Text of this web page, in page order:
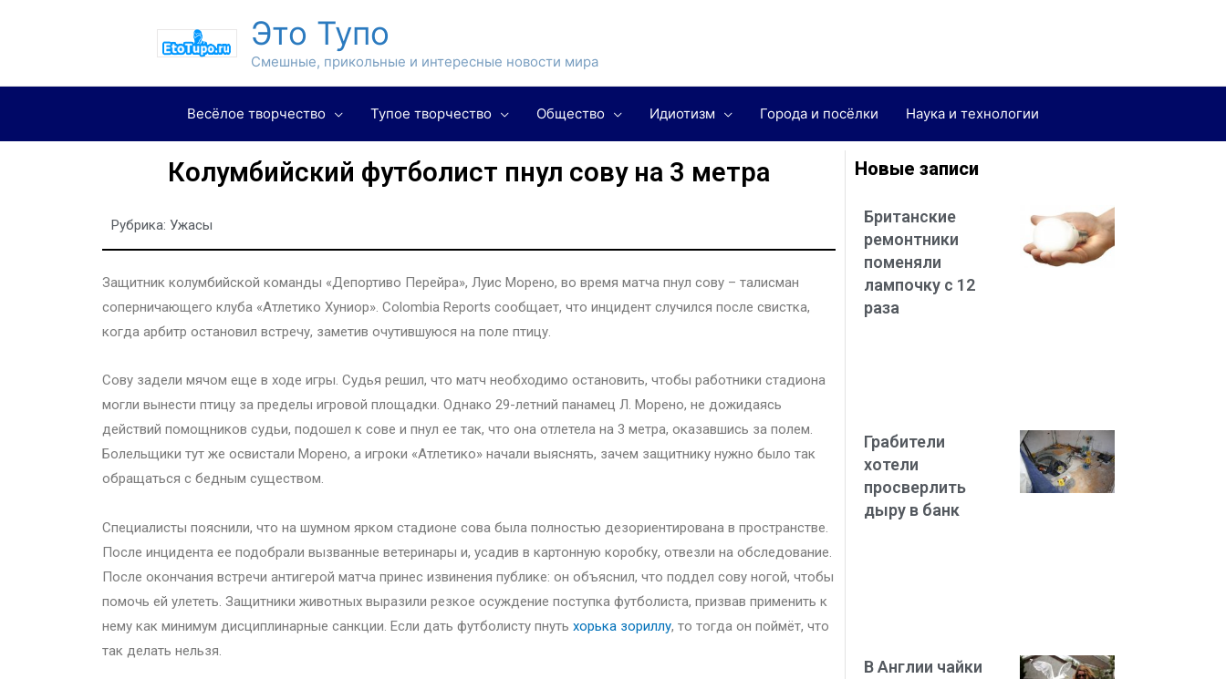
Это Тупо
Смешные, прикольные и интересные новости мира
Весёлое творчество Тупое творчество Общество Идиотизм Города и посёлки Наука и технологии
Колумбийский футболист пнул сову на 3 метра
Рубрика: Ужасы
Защитник колумбийской команды «Депортиво Перейра», Луис Морено, во время матча пнул сову – талисман
соперничающего клуба «Атлетико Хуниор». Colombia Reports сообщает, что инцидент случился после свистка,
когда арбитр остановил встречу, заметив очутившуюся на поле птицу.
Сову задели мячом еще в ходе игры. Судья решил, что матч необходимо остановить, чтобы работники стадиона
могли вынести птицу за пределы игровой площадки. Однако 29-летний панамец Л. Морено, не дожидаясь
действий помощников судьи, подошел к сове и пнул ее так, что она отлетела на 3 метра, оказавшись за полем.
Болельщики тут же освистали Морено, а игроки «Атлетико» начали выяснять, зачем защитнику нужно было так
обращаться с бедным существом.
Специалисты пояснили, что на шумном ярком стадионе сова была полностью дезориентирована в пространстве.
После инцидента ее подобрали вызванные ветеринары и, усадив в картонную коробку, отвезли на обследование.
После окончания встречи антигерой матча принес извинения публике: он объяснил, что поддел сову ногой, чтобы
помочь ей улететь. Защитники животных выразили резкое осуждение поступка футболиста, призвав применить к
нему как минимум дисциплинарные санкции. Если дать футболисту пнуть хорька зориллу, то тогда он поймёт, что
так делать нельзя.
Новые записи
Британские
ремонтники
поменяли
лампочку с 12
раза
Грабители
хотели
просверлить
дыру в банк
В Англии чайки